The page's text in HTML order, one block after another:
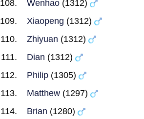
Wenhao (1312)
Xiaopeng (1312)
Zhiyuan (1312)
Dian (1312)
Philip (1305)
Matthew (1297)
Brian (1280)